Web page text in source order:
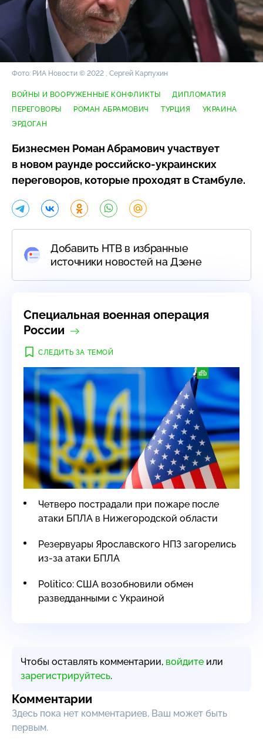
Фото: РИА Новости © 2022 , Сергей Карпухин
ВОЙНЫ И ВООРУЖЕННЫЕ КОНФЛИКТЫ
ДИПЛОМАТИЯ
ПЕРЕГОВОРЫ
РОМАН АБРАМОВИЧ ТУРЦИЯ
УКРАИНА
ЭРДОГАН
Бизнесмен Роман Абрамович участвует
в новом раунде российско-украинских
переговоров, которые проходят в Стамбуле.
Добавить НТВ в избранные
источники новостей на Дзене
Специальная военная операция
России
СЛЕДИТЬ ЗА ТЕМОЙ
Четверо пострадали при пожаре после
атаки БПЛА в Нижегородской области
Резервуары Ярославского НПЗ загорелись
из-за атаки БПЛА
Politico: США возобновили обмен
разведданными с Украиной
Чтобы оставлять комментарии, войдите или
зарегистрируйтесь.
Комментарии
Здесь пока нет комментариев, Ваш может быть
первым.